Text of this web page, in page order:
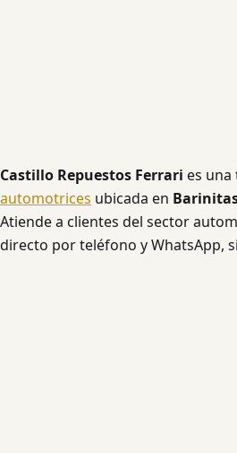
Castillo Repuestos Ferrari es una
automotrices ubicada en
Atiende a clientes del sector
directo por teléfono y WhatsApp,